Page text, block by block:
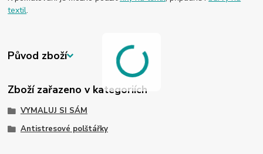
textil.
Původ zboží
Zboží zařazeno v kategoriích
VYMALUJ SI SÁM
Antistresové polštářky